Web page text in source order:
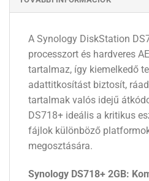
A Synology DiskStation
processzort és hardveres
tartalmaz, így kiemelkedő
adattitkosítást biztosít,
tartalmak valós idejű
DS718+ ideális a kritikus
fájlok különböző
megosztására.
Synology DS718+ 2GB: